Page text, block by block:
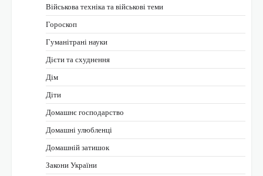
Військова техніка та військові теми
Гороскоп
Гуманітрані науки
Дієти та схуднення
Дім
Діти
Домашнє господарство
Домашні улюбленці
Домашній затишок
Закони України